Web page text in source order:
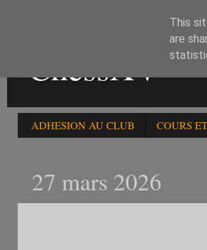
ChessXV
ADHESION AU CLUB COURS
27 mars 2026
This
are